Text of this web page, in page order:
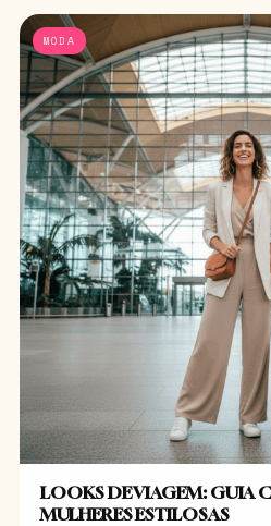
MODA
LOOKS DE VIAGEM: GUIA
MULHERES ESTILOSAS